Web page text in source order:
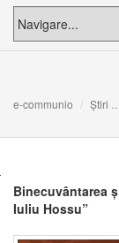
e-communio Știri
Binecuvântarea
Iuliu Hossu”